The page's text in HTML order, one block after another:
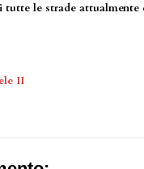
tutte le strade attualmente
II